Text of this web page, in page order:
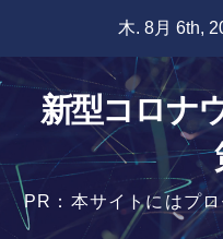
content
木. 8月 6th,
新型コロナ
PR：本サイトにはプ